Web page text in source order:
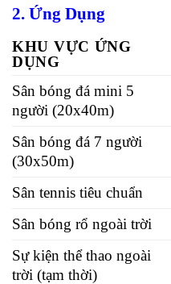
2. Ứng Dụng
KHU VỰC ỨNG
DỤNG
Sân bóng đá mini 5
người (20x40m)
Sân bóng đá 7 người
(30x50m)
Sân tennis tiêu chuẩn
Sân bóng rổ ngoài trời
Sự kiện thể thao ngoài
trời (tạm thời)